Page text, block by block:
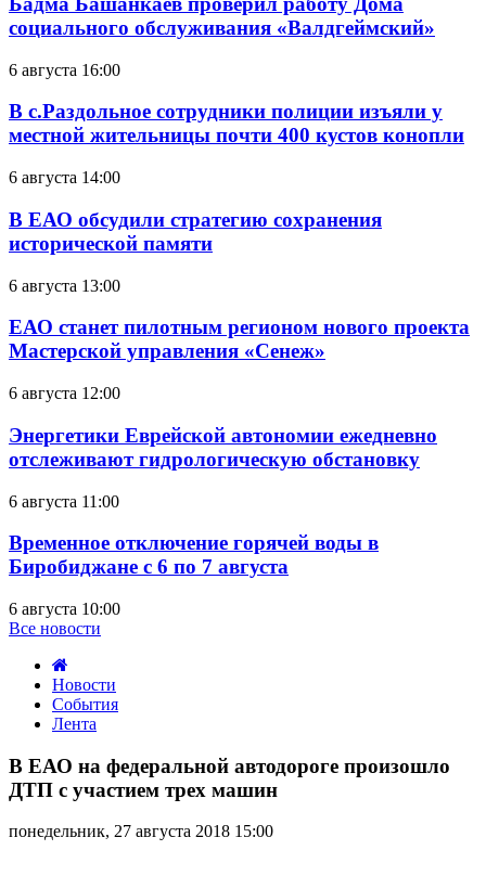
социального обслуживания «Валдгеймский»
6 августа 16:00
В с.Раздольное сотрудники полиции изъяли у
местной жительницы почти 400 кустов конопли
6 августа 14:00
В ЕАО обсудили стратегию сохранения
исторической памяти
6 августа 13:00
ЕАО станет пилотным регионом нового проекта
Мастерской управления «Сенеж»
6 августа 12:00
Энергетики Еврейской автономии ежедневно
отслеживают гидрологическую обстановку
6 августа 11:00
Временное отключение горячей воды в
Биробиджане с 6 по 7 августа
6 августа 10:00
Все новости
Новости
События
Лента
ЕАО
на
федеральной
произошло
В ЕАО на федеральной автодороге произошло
ДТП с участием трех машин
понедельник, 27 августа 2018 15:00